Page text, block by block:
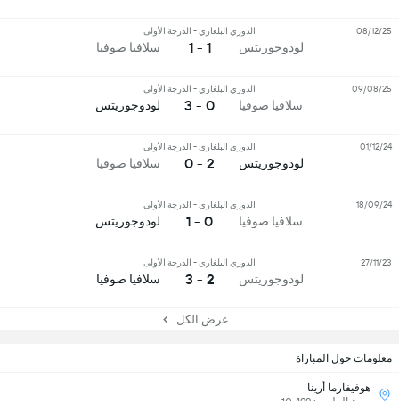
معلومات حول المباراة
هوفيفارما أرينا
لودوجوريتس
الدوري البلغاري - الدرجة الأولى
1 - 1 سلافيا صوفيا
08/12/25
سلافيا صوفيا
الدوري البلغاري - الدرجة الأولى
0 - 3 لودوجوريتس
09/08/25
لودوجوريتس
الدوري البلغاري - الدرجة الأولى
2 - 0 سلافيا صوفيا
01/12/24
سلافيا صوفيا
الدوري البلغاري - الدرجة الأولى
0 - 1 لودوجوريتس
18/09/24
لودوجوريتس
الدوري البلغاري - الدرجة الأولى
2 - 3 سلافيا صوفيا
27/11/23
عرض الكل